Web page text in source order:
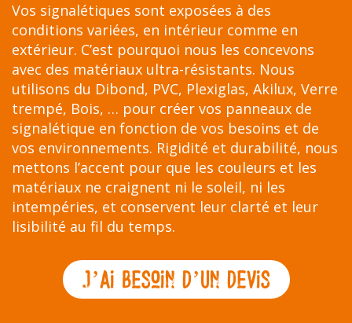
Vos signalétiques sont exposées à des
conditions variées, en intérieur comme en
extérieur. C’est pourquoi nous les concevons
avec des matériaux ultra-résistants. Nous
utilisons du Dibond, PVC, Plexiglas, Akilux, Verre
trempé, Bois, … pour créer vos panneaux de
signalétique en fonction de vos besoins et de
vos environnements. Rigidité et durabilité, nous
mettons l’accent pour que les couleurs et les
matériaux ne craignent ni le soleil, ni les
intempéries, et conservent leur clarté et leur
lisibilité au fil du temps.
J’Ai bEsoin d’Un dEvis